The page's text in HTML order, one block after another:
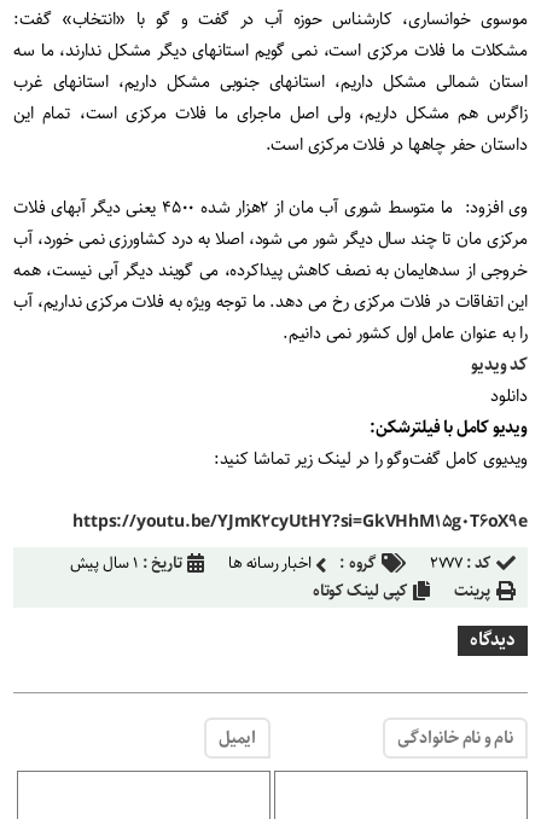
موسوی خوانساری، کارشناس حوزه آب در گفت و گو با «انتخاب» گفت:
مشکلات ما فلات مرکزی است، نمی گویم استانهای دیگر مشکل ندارند، ما سه
استان شمالی مشکل داریم، استانهای جنوبی مشکل داریم، استانهای غرب
زاگرس هم مشکل داریم، ولی اصل ماجرای ما فلات مرکزی است، تمام این
داستان حفر چاهها در فلات مرکزی است.
وی افزود: ما متوسط شوری آب مان از ۲هزار شده ۴۵۰۰ یعنی دیگر آبهای فلات
مرکزی مان تا چند سال دیگر شور می شود، اصلا به درد کشاورزی نمی خورد، آب
خروجی از سدهایمان به نصف کاهش پیداکرده، می گویند دیگر آبی نیست، همه
این اتفاقات در فلات مرکزی رخ می دهد. ما توجه ویژه به فلات مرکزی نداریم، آب
را به عنوان عامل اول کشور نمی دانیم.
کد ویدیو
دانلود
ویدیو کامل با فیلترشکن:
ویدیوی کامل گفت‌وگو را در لینک زیر تماشا کنید:
https://youtu.be/YJmK۲cyUtHY?si=GkVHhM۱۵g۰T۶oX۹e
کد :۲۷۷۷ گروه : اخبار رسانه ها تاریخ : ۱ سال پیش
پرینت
کپی لینک کوتاه
دیدگاه
نام و نام خانوادگی ایمیل